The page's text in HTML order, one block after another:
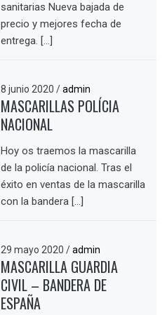
sanitarias Nueva bajada de
precio y mejores fecha de
entrega. […]
8 junio 2020/ admin
MASCARILLAS POLÍCIA
NACIONAL
Hoy os traemos la mascarilla
de la policía nacional. Tras el
éxito en ventas de la mascarilla
con la bandera […]
29 mayo 2020/ admin
MASCARILLA GUARDIA
CIVIL – BANDERA DE
ESPAÑA